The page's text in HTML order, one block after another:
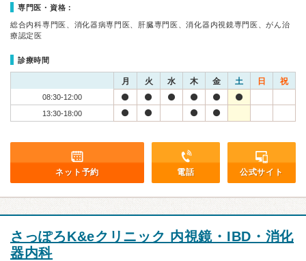
専門医・資格：
総合内科専門医、消化器病専門医、肝臓専門医、消化器内視鏡専門医、がん治
療認定医
診療時間
月 火 水 木 金 土 日 祝
08:30-12:00
13:30-18:00
ネット予約 電話 公式サイト
さっぽろK&eクリニック 内視鏡・IBD・消化
器内科